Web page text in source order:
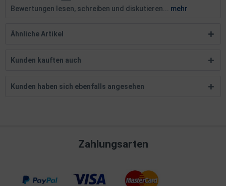
Bewertungen lesen, schreiben und diskutieren...
mehr
Ähnliche Artikel
Kunden kauften auch
Kunden haben sich ebenfalls angesehen
Zahlungsarten